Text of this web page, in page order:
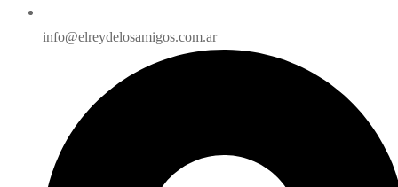
info@elreydelosamigos.com.ar